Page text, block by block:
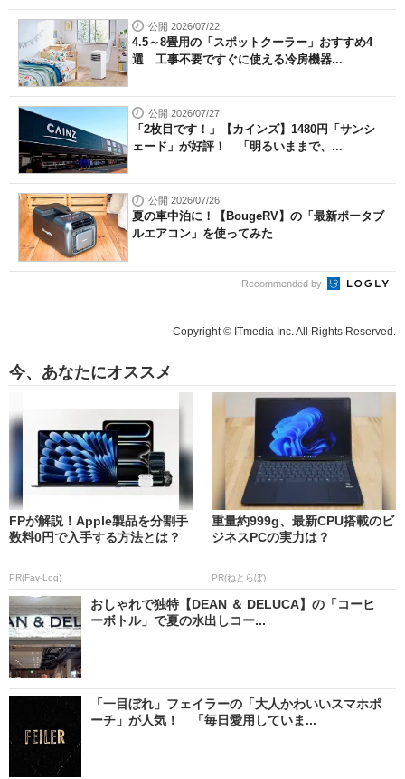
公開 2026/07/22
4.5～8畳用の「スポットクーラー」おすすめ4
選 工事不要ですぐに使える冷房機器...
公開 2026/07/27
「2枚目です！」【カインズ】1480円「サンシ
ェード」が好評！ 「明るいままで、...
公開 2026/07/26
夏の車中泊に！【BougeRV】の「最新ポータブ
ルエアコン」を使ってみた
Recommended by
Copyright © ITmedia Inc. All Rights Reserved.
今、あなたにオススメ
FPが解説！Apple製品を分割手
数料0円で入手する方法とは？
PR(Fav-Log)
重量約999g、最新CPU搭載のビ
ジネスPCの実力は？
PR(ねとらぼ)
おしゃれで独特【DEAN ＆ DELUCA】の「コーヒ
ーボトル」で夏の水出しコー...
「一目ぼれ」フェイラーの「大人かわいいスマホポ
ーチ」が人気！ 「毎日愛用していま...